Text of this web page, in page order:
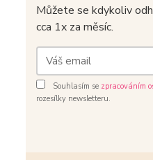
Můžete se kdykoliv
cca 1x za měsíc.
Souhlasím se zpracováním
rozesílky newsletteru.